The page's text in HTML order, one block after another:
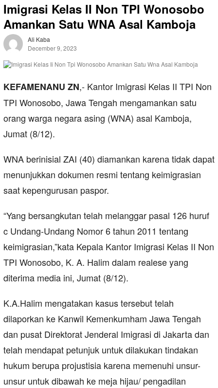
Imigrasi Kelas II Non TPI Wonosobo
Amankan Satu WNA Asal Kamboja
Ali Kaba
December 9, 2023
KEFAMENANU ZN,- Kantor Imigrasi Kelas II TPI Non
TPI Wonosobo, Jawa Tengah mengamankan satu
orang warga negara asing (WNA) asal Kamboja,
Jumat (8/12).
WNA berinisial ZAI (40) diamankan karena tidak dapat
menunjukkan dokumen resmi tentang keimigrasian
saat kepengurusan paspor.
“Yang bersangkutan telah melanggar pasal 126 huruf
c Undang-Undang Nomor 6 tahun 2011 tentang
keimigrasian,”kata Kepala Kantor Imigrasi Kelas II Non
TPI Wonosobo, K. A. Halim dalam realese yang
diterima media ini, Jumat (8/12).
K.A.Halim mengatakan kasus tersebut telah
dilaporkan ke Kanwil Kemenkumham Jawa Tengah
dan pusat Direktorat Jenderal Imigrasi di Jakarta dan
telah mendapat petunjuk untuk dilakukan tindakan
hukum berupa projustisia karena memenuhi unsur-
unsur untuk dibawah ke meja hijau/ pengadilan